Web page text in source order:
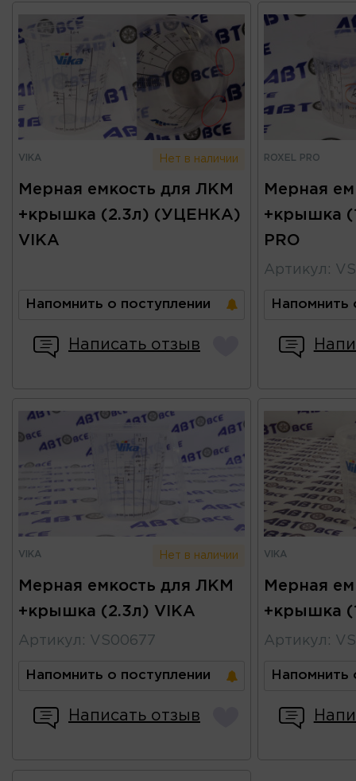
VIKA Нет в наличии
Мерная емкость для ЛКМ
+крышка (2.3л) (УЦЕНКА)
VIKA
Напомнить о поступлении
Написать отзыв
ROXEL PRO
Мерная
+крышка
PRO
Артикул :
Напомнить
VIKA Нет в наличии
Мерная емкость для ЛКМ
+крышка (2.3л) VIKA
Артикул : VS00677
Напомнить о поступлении
Написать отзыв
VIKA
Мерная
+крышка
Артикул :
Напомнить